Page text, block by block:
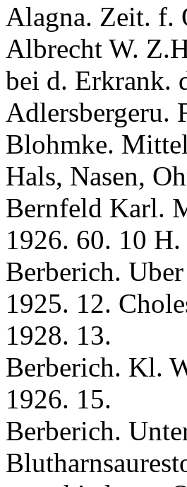
Alagna. Zeit. f.
Albreсht W.
bei d. Erkrank.
Adlersbergeru.
Вlоhmke.
Hals, Nasen,
Вernfeld Karl.
1926. 60. 10 H.
Berberich.
1925. 12.
1928. 13.
Berberich. Kl.
1926. 15.
Berberich.